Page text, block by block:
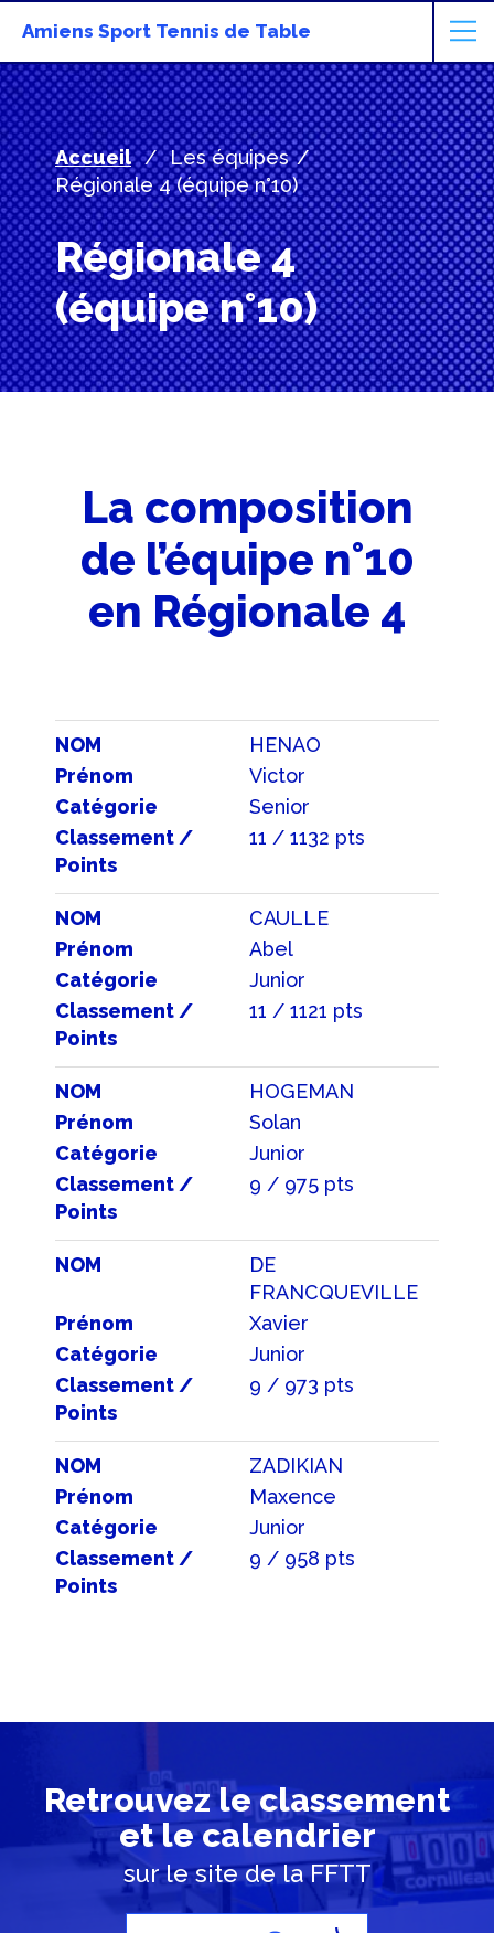
Amiens Sport Tennis de Table
Accueil
Les équipes
Régionale 4 (équipe n°10)
Régionale 4
(équipe n°10)
La composition
de l’équipe n°10
en Régionale 4
NOM
HENAO
Prénom
Victor
Catégorie
Senior
Classement /
Points
11 / 1132 pts
NOM
CAULLE
Prénom
Abel
Catégorie
Junior
Classement /
Points
11 / 1121 pts
NOM
HOGEMAN
Prénom
Solan
Catégorie
Junior
Classement /
Points
9 / 975 pts
NOM
DE
FRANCQUEVILLE
Prénom
Xavier
Catégorie
Junior
Classement /
Points
9 / 973 pts
NOM
ZADIKIAN
Prénom
Maxence
Catégorie
Junior
Classement /
Points
9 / 958 pts
Retrouvez le classement
et le calendrier
sur le site de la FFTT